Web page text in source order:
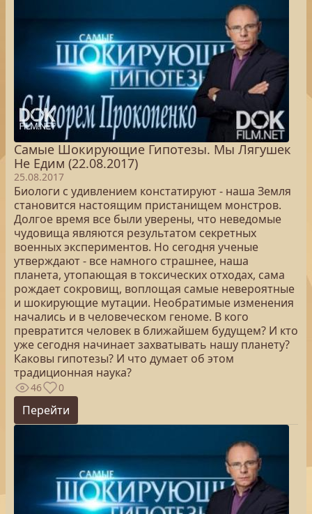
Самые Шокирующие Гипотезы. Мы Лягушек
Не Едим (22.08.2017)
25.08.2017
Биологи с удивлением констатируют - наша Земля
становится настоящим пристанищем монстров.
Долгое время все были уверены, что неведомые
чудовища являются результатом секретных
военных экспериментов. Но сегодня ученые
утверждают - все намного страшнее, наша
планета, утопающая в токсических отходах, сама
рождает сокровищ, воплощая самые невероятные
и шокирующие мутации. Необратимые изменения
начались и в человеческом геноме. В кого
превратится человек в ближайшем будущем? И кто
уже сегодня начинает захватывать нашу планету?
Каковы гипотезы? И что думает об этом
традиционная наука?
46 0
Перейти